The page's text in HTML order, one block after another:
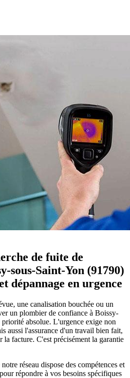
de fuite de
sous-Saint-Yon (91790)
dépannage en urgence
une canalisation bouchée ou un
un plombier de confiance à Boissy-
absolue. L'urgence exige non
aussi l'assurance d'un travail bien fait,
la facture. C'est précisément la garantie
réseau dispose des compétences et
répondre à vos besoins spécifiques